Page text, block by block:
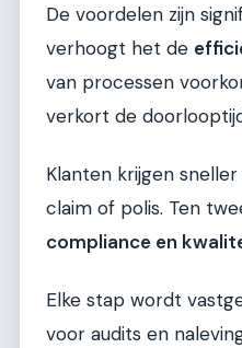
De voordelen zijn
verhoogt het de
van processen
verkort de
Klanten krijgen
claim of polis. Ten
compliance en
Elke stap wordt
voor audits en